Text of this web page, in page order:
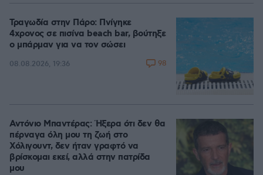
Τραγωδία στην Πάρο: Πνίγηκε
4χρονος σε πισίνα beach bar, βούτηξε
ο μπάρμαν για να τον σώσει
08.08.2026, 19:36 98
Αντόνιο Μπαντέρας: Ήξερα ότι δεν θα
πέρναγα όλη μου τη ζωή στο
Χόλιγουντ, δεν ήταν γραφτό να
βρίσκομαι εκεί, αλλά στην πατρίδα
μου